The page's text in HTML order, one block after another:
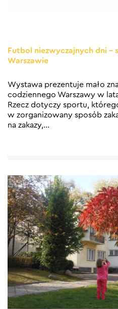
Futbol niezwyczajnych dni –
Warszawie
Wystawa prezentuje mało
codziennego Warszawy w
Rzecz dotyczy sportu,
w zorganizowany sposób
na zakazy,…